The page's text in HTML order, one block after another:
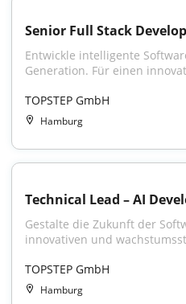
Senior Full Stack
Entwickle intelligente
Generation. Für einen
TOPSTEP GmbH
Hamburg
Technical Lead – AI
Gestalte die Zukunft der
innovativen und
TOPSTEP GmbH
Hamburg